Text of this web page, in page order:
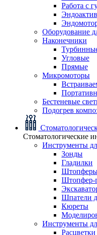
Работа с
Оборудование
Наконечники
Угловые
Прямые
Микромоторы
Бестеневые
Подогрев
Стоматологические
Инструменты
Зонды
Гладилки
Штопфер-
Шпатели
Кюреты
Инструменты
Расцветки